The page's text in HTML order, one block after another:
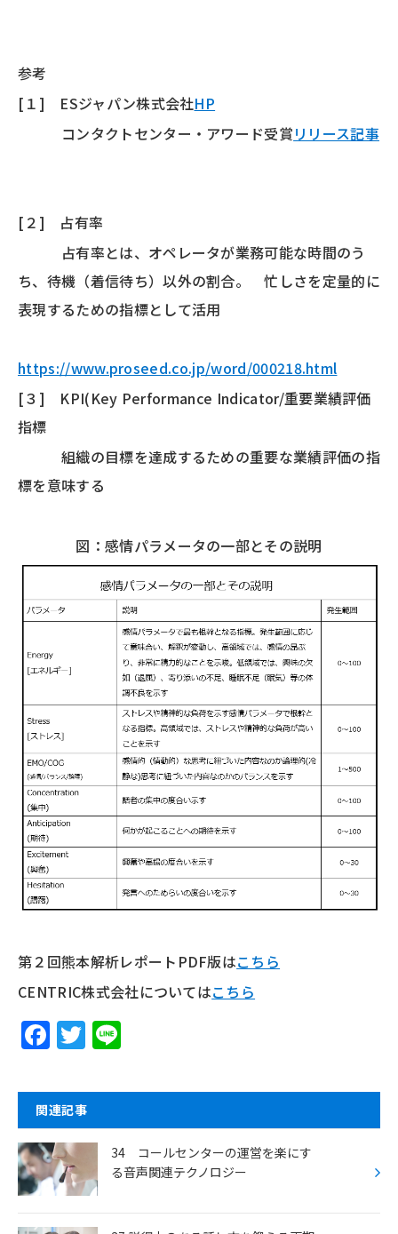
参考
[１] ESジャパン株式会社HP
コンタクトセンター・アワード受賞リリース記事
[２] 占有率
占有率とは、オペレータが業務可能な時間のう
ち、待機（着信待ち）以外の割合。 忙しさを定量的に
表現するための指標として活用
https://www.proseed.co.jp/word/000218.html
[３] KPI(Key Performance Indicator/重要業績評価
指標
組織の目標を達成するための重要な業績評価の指
標を意味する
図：感情パラメータの一部とその説明
第２回熊本解析レポートPDF版はこちら
CENTRIC株式会社についてはこちら
F
c
e
b
o
o
T
itt
er
e
関連記事
34 コールセンターの運営を楽にす
る音声関連テクノロジー